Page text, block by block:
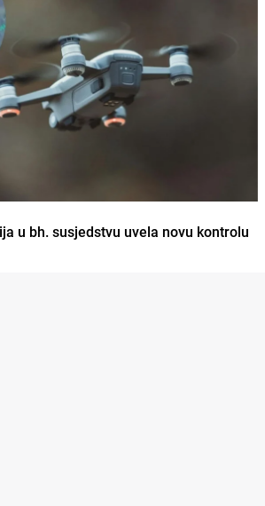
u bh. susjedstvu uvela novu kontrolu